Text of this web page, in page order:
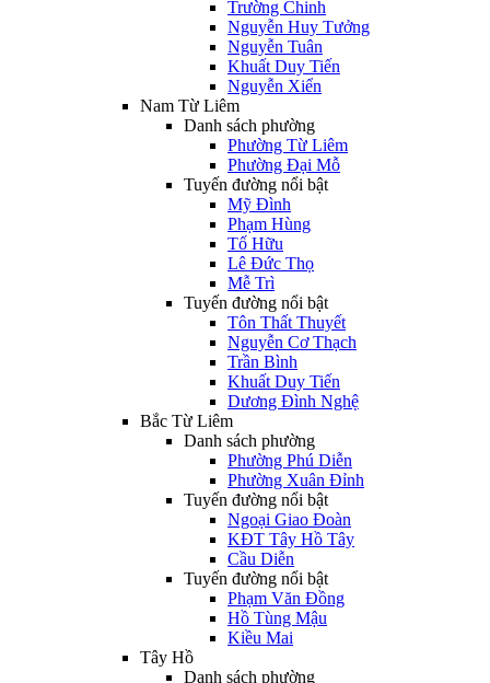
Trường Chinh
Nguyễn Huy Tưởng
Nguyễn Tuân
Khuất Duy Tiến
Nguyễn Xiển
Nam Từ Liêm
Danh sách phường
Phường Từ Liêm
Phường Đại Mỗ
Tuyến đường nổi bật
Mỹ Đình
Phạm Hùng
Tố Hữu
Lê Đức Thọ
Mễ Trì
Tuyến đường nổi bật
Tôn Thất Thuyết
Nguyễn Cơ Thạch
Trần Bình
Khuất Duy Tiến
Dương Đình Nghệ
Bắc Từ Liêm
Danh sách phường
Phường Phú Diễn
Phường Xuân Đỉnh
Tuyến đường nổi bật
Ngoại Giao Đoàn
KĐT Tây Hồ Tây
Cầu Diễn
Tuyến đường nổi bật
Phạm Văn Đồng
Hồ Tùng Mậu
Kiều Mai
Tây Hồ
Danh sách phường